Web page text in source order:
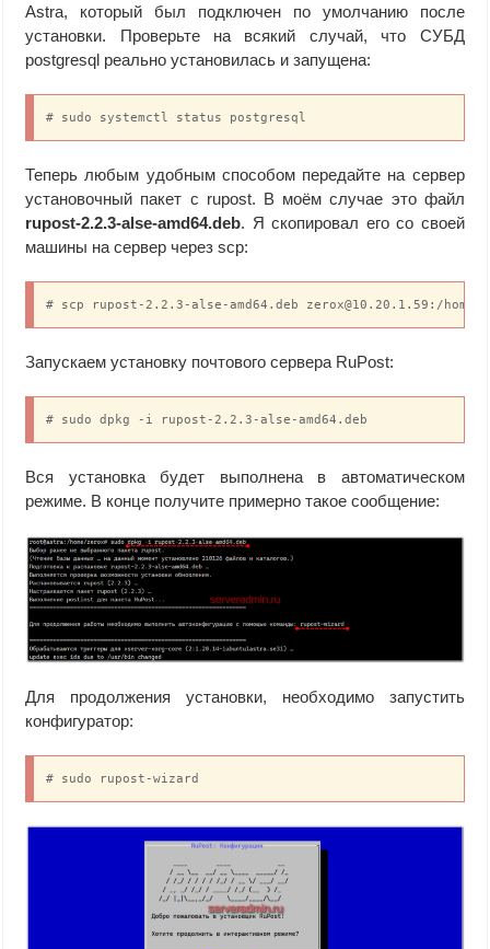
Astra, который был подключен по умолчанию после
установки. Проверьте на всякий случай, что СУБД
postgresql реально установилась и запущена:
# sudo systemctl status postgresql
Теперь любым удобным способом передайте на сервер
установочный пакет с rupost. В моём случае это файл
rupost-2.2.3-alse-amd64.deb. Я скопировал его со своей
машины на сервер через scp:
# scp rupost-2.2.3-alse-amd64.deb zerox@10.20.1.59:/home/
Запускаем установку почтового сервера RuPost:
# sudo dpkg -i rupost-2.2.3-alse-amd64.deb
Вся установка будет выполнена в автоматическом
режиме. В конце получите примерно такое сообщение:
Для продолжения установки, необходимо запустить
конфигуратор:
# sudo rupost-wizard